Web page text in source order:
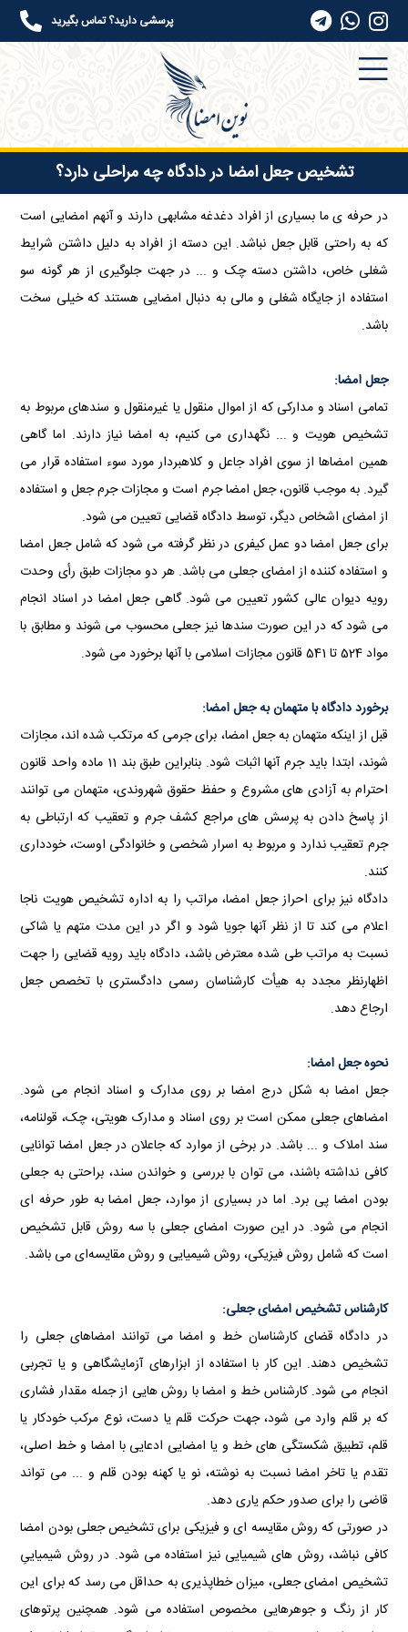
پرسشی دارید؟ تماس بگیرید
تشخیص جعل امضا در دادگاه چه مراحلی دارد؟
در حرفه ی ما بسیاری از افراد دغدغه مشابهی دارند و آنهم امضایی است
که به راحتی قابل جعل نباشد. این دسته از افراد به دلیل داشتن شرایط
شغلی خاص، داشتن دسته چک و ... در جهت جلوگیری از هر گونه سو
استفاده از جایگاه شغلی و مالی به دنبال امضایی هستند که خیلی سخت
باشد.
​جعل امضا:
تمامی اسناد و مدارکی که از اموال منقول یا غیرمنقول و سندهای مربوط به
تشخیص هویت و ... نگهداری می کنیم، به امضا نیاز دارند. اما گاهی
همین امضاها از سوی افراد جاعل و کلاهبردار مورد سوء استفاده قرار می
گیرد. به موجب قانون، جعل امضا جرم است و مجازات جرم جعل و استفاده
از امضای اشخاص دیگر، توسط دادگاه قضایی تعیین می شود.
برای جعل امضا دو عمل کیفری در نظر گرفته می شود که شامل جعل امضا
و استفاده کننده از امضای جعلی می باشد. هر دو مجازات طبق رأی وحدت
رویه دیوان عالی كشور تعیین می شود. گاهی جعل امضا در اسناد انجام
می شود که در این صورت سندها نیز جعلی محسوب می شوند و مطابق با
مواد 524 تا 541 قانون مجازات اسلامی با آنها برخورد می شود.
برخورد دادگاه با متهمان به جعل امضا:
قبل از اینکه متهمان به جعل امضا، برای جرمی که مرتکب شده اند، مجازات
شوند، ابتدا باید جرم آنها اثبات شود. بنابراین طبق بند 11 ماده واحد قانون
احترام به آزادی های مشروع و حفظ حقوق شهروندی، متهمان می توانند
از پاسخ دادن به پرسش های مراجع كشف جرم و تعقیب كه ارتباطی به
جرم تعقیب ندارد و مربوط به اسرار شخصی و خانوادگی اوست، خودداری
کنند.
دادگاه نیز برای احراز جعل امضا، مراتب را به اداره تشخیص هویت ناجا
اعلام می کند تا از نظر آنها جویا شود و اگر در این مدت متهم یا شاكی
نسبت به مراتب طی شده معترض باشد، دادگاه باید رویه قضایی را جهت
اظهارنظر مجدد به هیأت كارشناسان رسمی دادگستری با تخصص جعل
ارجاع دهد.
نحوه جعل امضا:
جعل امضا به شکل درج امضا بر روی مدارک و اسناد انجام می شود.
امضاهای جعلی ممکن است بر روی اسناد و مدارک هویتی، چک، قولنامه،
سند املاک و ... باشد. در برخی از موارد که جاعلان در جعل امضا توانایی
کافی نداشته باشند، می توان با بررسی و خواندن سند، براحتی به جعلی
بودن امضا پی برد. اما در بسیاری از موارد، جعل امضا به طور حرفه ای
انجام می شود. در این صورت امضای جعلی با سه روش قابل تشخیص
است که شامل روش فیزیکی، روش شیمیایی و روش مقایسه‌ای می باشد.
کارشناس تشخیص امضای جعلی:
در دادگاه قضای کارشناسان خط و امضا می توانند امضاهای جعلی را
تشخیص دهند. این کار با استفاده از ابزارهای آزمایشگاهی و یا تجربی
انجام می شود. کارشناس خط و امضا با روش هایی از جمله مقدار فشاری
که بر قلم وارد می شود، جهت حرکت قلم یا دست، نوع مرکب خودکار یا
قلم، تطبیق شکستگی های خط و یا امضایی ادعایی با امضا و خط اصلی،
تقدم یا تاخر امضا نسبت به نوشته، نو یا کهنه بودن قلم و ... می تواند
قاضی را برای صدور حکم یاری دهد.
در صورتی که روش مقایسه ای و فیزیکی برای تشخیص جعلی بودن امضا
کافی نباشد، روش های شیمیایی نیز استفاده می شود. در روش شیمیاییِ
تشخیص امضای جعلی، میزان خطاپذیری به حداقل می رسد که برای این
کار از رنگ و جوهرهایی مخصوص استفاده می شود. همچنین پرتوهای